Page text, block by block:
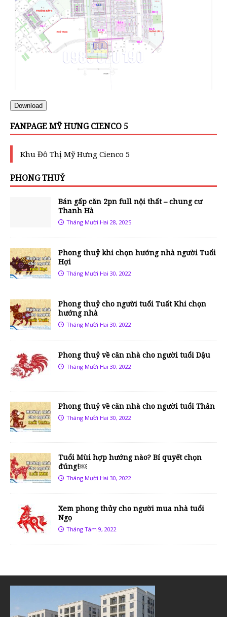
Download
FANPAGE MỸ HƯNG CIENCO 5
Khu Đô Thị Mỹ Hưng Cienco 5
PHONG THUỶ
Bán gấp căn 2pn full nội thất – chung cư
Thanh Hà
Tháng Mười Hai 28, 2025
Phong thuỷ khi chọn hướng nhà người Tuổi
Hợi
Tháng Mười Hai 30, 2022
Phong thuỷ cho người tuổi Tuất Khi chọn
hướng nhà
Tháng Mười Hai 30, 2022
Phong thuỷ về căn nhà cho người tuổi Dậu
Tháng Mười Hai 30, 2022
Phong thuỷ về căn nhà cho người tuổi Thân
Tháng Mười Hai 30, 2022
Tuổi Mùi hợp hướng nào? Bí quyết chọn
đúng!￼
Tháng Mười Hai 30, 2022
Xem phong thủy cho người mua nhà tuổi
Ngọ
Tháng Tám 9, 2022